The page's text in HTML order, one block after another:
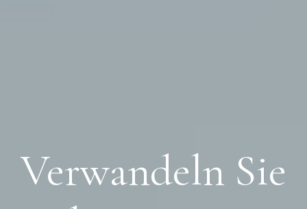
Verwandeln Sie